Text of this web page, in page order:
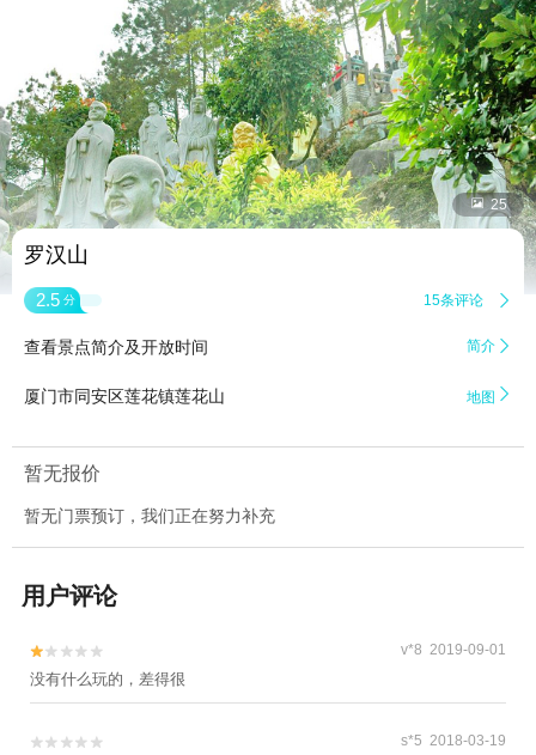
 25
罗汉山
2.5 分 15条评论 
查看景点简介及开放时间 简介 
厦门市同安区莲花镇莲花山 地图 
暂无报价
暂无门票预订，我们正在努力补充
用户评论

 v*8 2019-09-01
没有什么玩的，差得很

 s*5 2018-03-19